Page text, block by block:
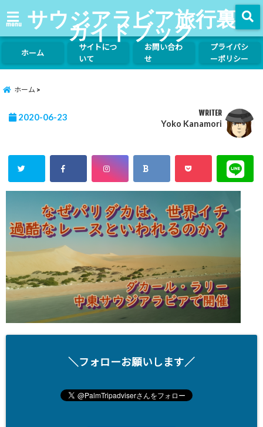
menu サウジアラビア旅行裏
ガイドブック
ホーム
サイトにつ
いて
お問い合わ
せ
プライバシ
ーポリシー
ホーム
2020-06-23 WRITER
Yoko Kanamori
＼フォローお願いします／